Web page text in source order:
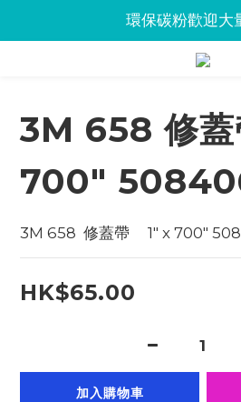
Jabra會議設備企業優
環保碳粉歡迎大
Jabra會議設備企業優
3M 658 修
700"
3M 658  修蓋帶     1" x 700"
HK$65.00
加入購物車